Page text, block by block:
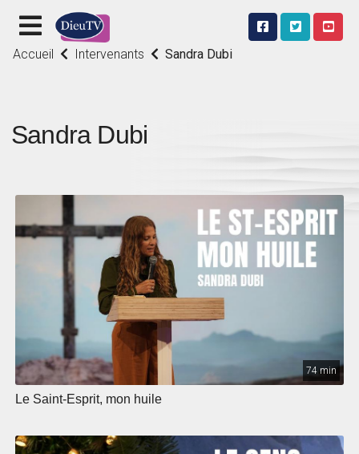
Accueil Intervenants Sandra Dubi
Sandra Dubi
74 min
Le Saint-Esprit, mon huile